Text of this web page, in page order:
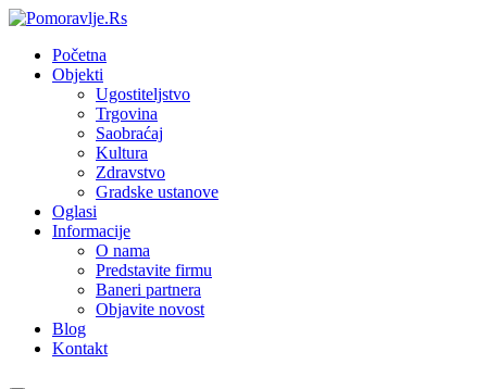
Početna
Objekti
Ugostiteljstvo
Trgovina
Saobraćaj
Kultura
Zdravstvo
Gradske ustanove
Oglasi
Informacije
O nama
Predstavite firmu
Baneri partnera
Objavite novost
Blog
Kontakt